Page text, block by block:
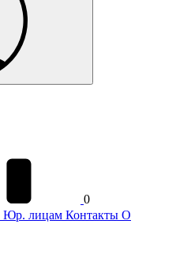
0
Юр. лицам Контакты О